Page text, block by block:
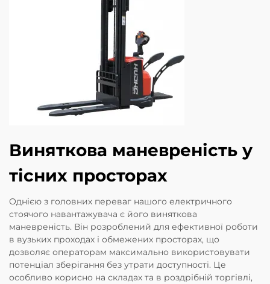
Виняткова маневреність у
тісних просторах
Однією з головних переваг нашого електричного
стоячого навантажувача є його виняткова
маневреність. Він розроблений для ефективної роботи
в вузьких проходах і обмежених просторах, що
дозволяє операторам максимально використовувати
потенціал зберігання без утрати доступності. Це
особливо корисно на складах та в роздрібній торгівлі,